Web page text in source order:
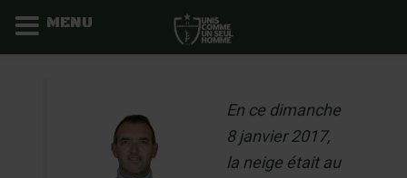
En ce dimanche
8 janvier 2017,
la neige était au
MENU